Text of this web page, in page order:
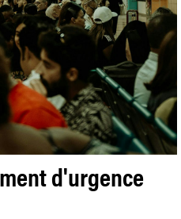
d'urgence